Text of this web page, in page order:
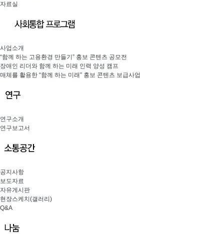
자료실
사업소개
“함께 하는 고용환경 만들기” 홍보 콘텐츠 공모전
장애인 리더와 함께 하는 미래 인력 양성 캠프
매체를 활용한 “함께 하는 미래” 홍보 콘텐츠 보급사업
연구소개
연구보고서
공지사항
보도자료
자유게시판
현장스케치(갤러리)
Q&A